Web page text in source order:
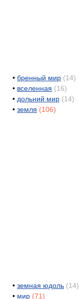
• бренный мир (14)
• вселенная (16)
• дольний мир (14)
• земля (106)
• земная юдоль (14)
• мир (71)